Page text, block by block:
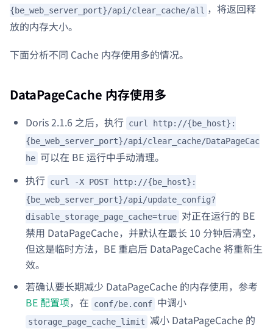
{be_web_server_port}/api/clear_cache/all ，将返回释
放的内存大小。
下面分析不同 Cache 内存使用多的情况。
DataPageCache 内存使用多
Doris 2.1.6 之后，执行 curl http://{be_host}:
{be_web_server_port}/api/clear_cache/DataPageCac
he 可以在 BE 运行中手动清理。
执行 curl -X POST http://{be_host}:
{be_web_server_port}/api/update_config?
disable_storage_page_cache=true 对正在运行的 BE
禁用 DataPageCache，并默认在最长 10 分钟后清空，
但这是临时方法，BE 重启后 DataPageCache 将重新生
效。
若确认要长期减少 DataPageCache 的内存使用，参考
BE 配置项，在 conf/be.conf 中调小
storage_page_cache_limit 减小 DataPageCache 的